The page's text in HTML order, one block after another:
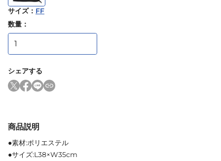
サイズ： FF
数量：
シェアする
商品説明
●素材:ポリエステル
●サイズ:L38×W35cm